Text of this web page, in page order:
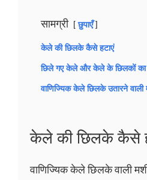
सामग्री छुपाएँ
केले की छिलके कैसे हटाएं
छिले गए केले और केले के छिलकों का
वाणिज्यिक केले छिलके उतारने वाली
केले की छिलके कैसे
वाणिज्यिक केले छिलके वाली